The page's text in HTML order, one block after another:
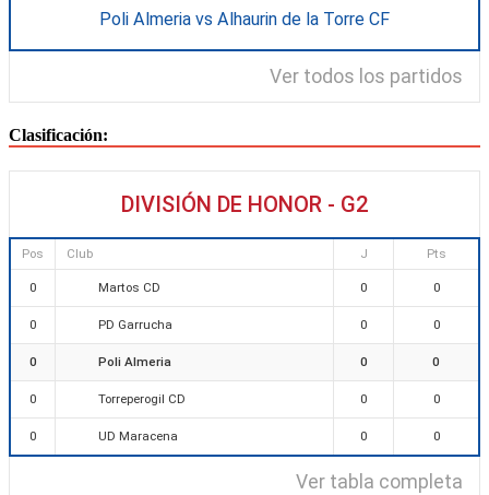
Poli Almeria vs Alhaurin de la Torre CF
Ver todos los partidos
Clasificación:
DIVISIÓN DE HONOR - G2
Pos Club J Pts
0 Martos CD 0 0
0 PD Garrucha 0 0
0 Poli Almeria 0 0
0 Torreperogil CD 0 0
0 UD Maracena 0 0
Ver tabla completa